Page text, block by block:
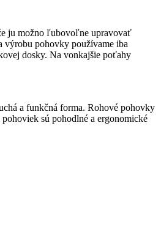
ju možno ľubovoľne upravovať
výrobu pohovky používame iba
dosky. Na vonkajšie poťahy
a funkčná forma. Rohové pohovky
sú pohodlné a ergonomické